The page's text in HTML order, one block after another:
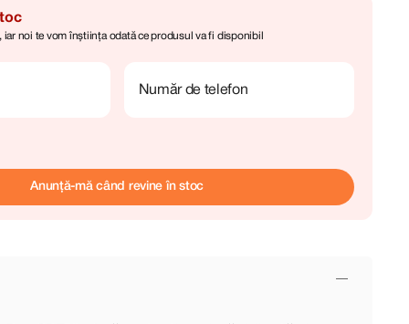
iar noi te vom înștiința odată ce produsul va fi disponibil
Număr de telefon
Anunță-mă când revine în stoc